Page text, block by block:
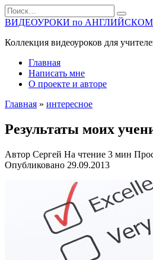
Перейти
к
содержанию
Search
for:
ВИДЕОУРОКИ по
Коллекция видеоуроков для
Главная
Написать мне
О проекте и авторе
Главная » интересное
Результаты моих
Автор Сергей На чтение 3 мин
Опубликовано 29.09.2013